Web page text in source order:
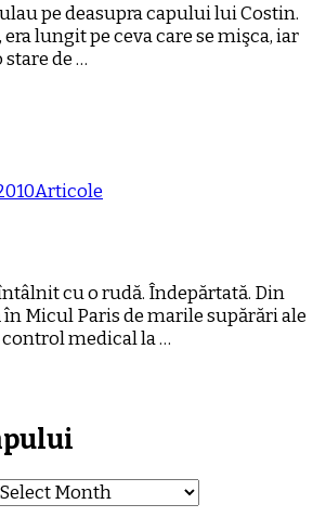
pe deasupra capului lui Costin.
lungit pe ceva care se mişca, iar
stare de …
Articole
cu o rudă. Îndepărtată. Din
Micul Paris de marile supărări ale
medical la …